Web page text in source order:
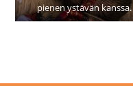
pienen ystävän kanssa.